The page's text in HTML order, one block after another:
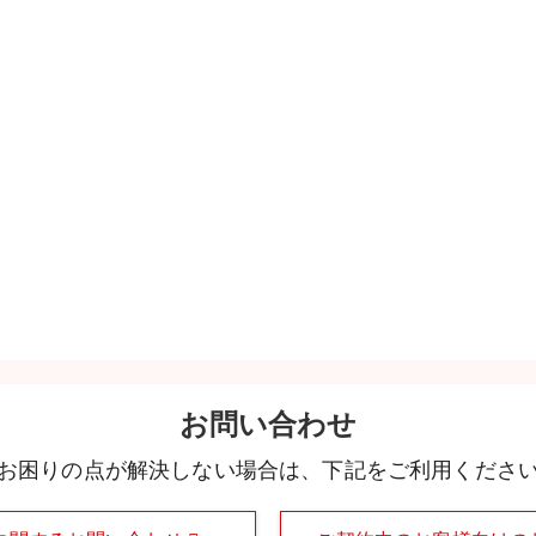
お問い合わせ
困りの点が解決しない場合は、下記をご利用くださ